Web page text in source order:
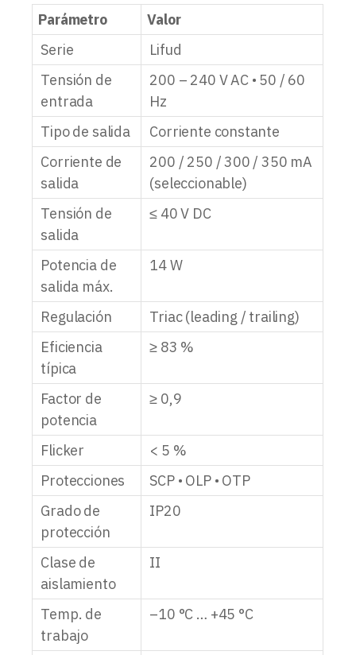
Parámetro
Valor
Serie
Lifud
Tensión de
entrada
200 – 240 V AC • 50 / 60
Hz
Tipo de salida
Corriente constante
Corriente de
salida
200 / 250 / 300 / 350 mA
(seleccionable)
Tensión de
salida
≤ 40 V DC
Potencia de
salida máx.
14 W
Regulación
Triac (leading / trailing)
Eficiencia
típica
≥ 83 %
Factor de
potencia
≥ 0,9
Flicker
< 5 %
Protecciones
SCP • OLP • OTP
Grado de
protección
IP20
Clase de
aislamiento
II
Temp. de
trabajo
–10 °C … +45 °C